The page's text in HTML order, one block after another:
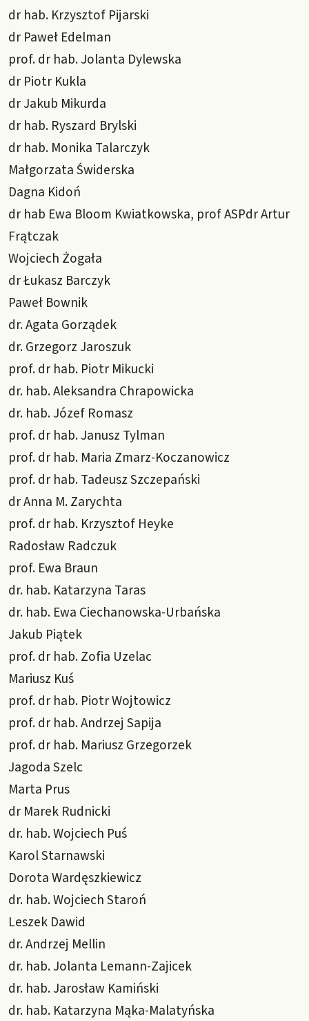
dr hab. Krzysztof Pijarski
dr Paweł Edelman
prof. dr hab. Jolanta Dylewska
dr Piotr Kukla
dr Jakub Mikurda
dr hab. Ryszard Brylski
dr hab. Monika Talarczyk
Małgorzata Świderska
Dagna Kidoń
dr hab Ewa Bloom Kwiatkowska, prof ASPdr Artur
Frątczak
Wojciech Żogała
dr Łukasz Barczyk
Paweł Bownik
dr. Agata Gorządek
dr. Grzegorz Jaroszuk
prof. dr hab. Piotr Mikucki
dr. hab. Aleksandra Chrapowicka
dr. hab. Józef Romasz
prof. dr hab. Janusz Tylman
prof. dr hab. Maria Zmarz-Koczanowicz
prof. dr hab. Tadeusz Szczepański
dr Anna M. Zarychta
prof. dr hab. Krzysztof Heyke
Radosław Radczuk
prof. Ewa Braun
dr. hab. Katarzyna Taras
dr. hab. Ewa Ciechanowska-Urbańska
Jakub Piątek
prof. dr hab. Zofia Uzelac
Mariusz Kuś
prof. dr hab. Piotr Wojtowicz
prof. dr hab. Andrzej Sapija
prof. dr hab. Mariusz Grzegorzek
Jagoda Szelc
Marta Prus
dr Marek Rudnicki
dr. hab. Wojciech Puś
Karol Starnawski
Dorota Wardęszkiewicz
dr. hab. Wojciech Staroń
Leszek Dawid
dr. Andrzej Mellin
dr. hab. Jolanta Lemann-Zajicek
dr. hab. Jarosław Kamiński
dr. hab. Katarzyna Mąka-Malatyńska